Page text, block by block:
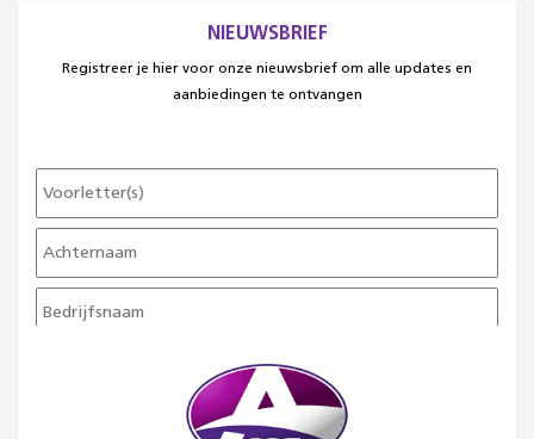
NIEUWSBRIEF
Registreer je hier voor onze nieuwsbrief om alle updates en
aanbiedingen te ontvangen